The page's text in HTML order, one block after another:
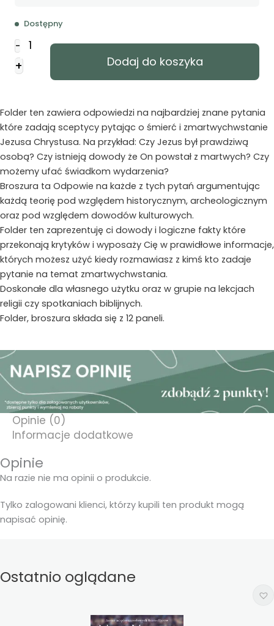
Dostępny
-
Dowody
na
zmartwychwstanie
+ Dodaj do koszyka
Folder ten zawiera odpowiedzi na najbardziej znane pytania
które zadają sceptycy pytając o śmierć i zmartwychwstanie
Jezusa Chrystusa. Na przykład: Czy Jezus był prawdziwą
osobą? Czy istnieją dowody że On powstał z martwych? Czy
możemy ufać świadkom wydarzenia?
Broszura ta Odpowie na każde z tych pytań argumentując
każdą teorię pod względem historycznym, archeologicznym
oraz pod względem dowodów kulturowych.
Folder ten zaprezentuję ci dowody i logiczne fakty które
przekonają krytyków i wyposaży Cię w prawidłowe informacje,
których możesz użyć kiedy rozmawiasz z kimś kto zadaje
pytanie na temat zmartwychwstania.
Doskonałe dla własnego użytku oraz w grupie na lekcjach
religii czy spotkaniach biblijnych.
Folder, broszura składa się z 12 paneli.
Opinie (0)
Informacje dodatkowe
Opinie
Na razie nie ma opinii o produkcie.
Tylko zalogowani klienci, którzy kupili ten produkt mogą
napisać opinię.
Ostatnio oglądane